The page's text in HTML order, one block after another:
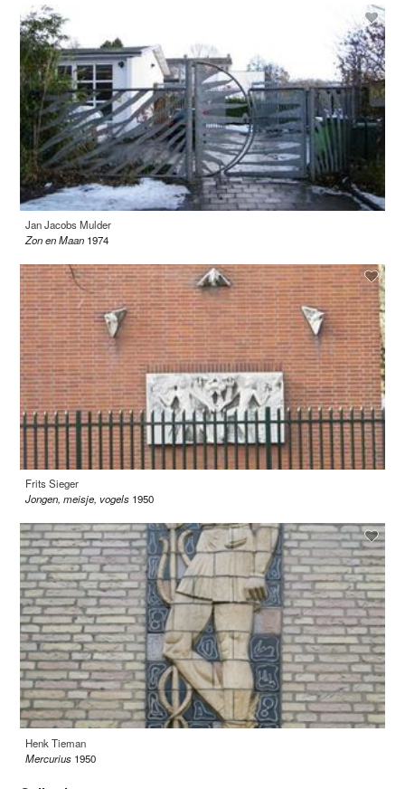
Jan Jacobs Mulder
Zon en Maan 1974
Frits Sieger
Jongen, meisje, vogels 1950
Henk Tieman
Mercurius 1950